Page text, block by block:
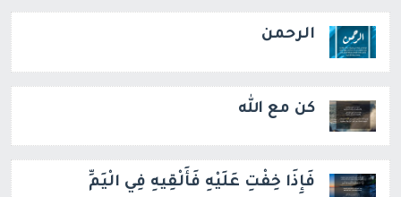
الرحمن
كن مع الله
فَإِذَا خِفْتِ عَلَيْهِ فَأَلْقِيهِ فِي الْيَمِّ